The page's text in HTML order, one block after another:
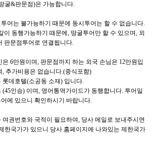
굴&판문점)은 가능합니다.
어는 불가능하기 때문에 동시투어는 할 수 없습니다.
이 동행가능하기 때문에, 땅굴투어만 할 수 있으며, 외
판문점투어로 연결됩니다.
6만원이며, 판문점까지 하는 외국 손님은 12만원입
, 추가비용은 없습니다.(중식포함)
롯데호텔(소공동 소재) 입니다.
인승) 이며, 영어통역가이드가 동행합니다. 투어일
에 있으니 확인하시기 바랍니다.
권번호와 국적이 필요하여, 당사 메일로 보내주시면
한국가가 있으니 당사 홈페이지에 나와있는 제한국가